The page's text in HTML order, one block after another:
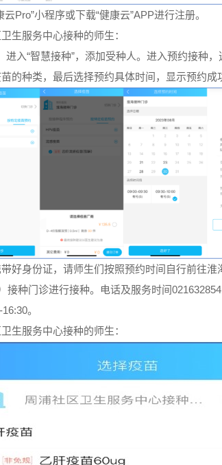
云Pro”小程序或下载“健康云”APP进行注册。
生服务中心接种的师生：
进入“智慧接种”，添加受种人。进入预约接种，
的种类，最后选择预约具体时间，显示预约成
好身份证，请师生们按照预约时间自行前往淮
接种门诊进行接种。电话及服务时间
。
生服务中心接种的师生：